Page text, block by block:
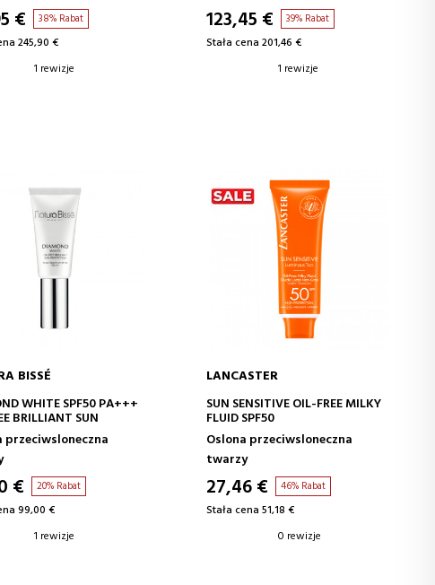
€ 38% Rabat
245,90 €
1 rewizje
123,45 € 39% Rabat
Stała cena 201,46 €
1 rewizje
DODAJ DO KOSZYKA
BISSÉ
WHITE SPF50 PA+++
BRILLIANT SUN
przeciwsloneczna
€ 20% Rabat
99,00 €
1 rewizje
DODAJ DO KOSZYKA
LANCASTER
SUN SENSITIVE OIL-FREE MILKY
FLUID SPF50
Oslona przeciwsloneczna
twarzy
27,46 € 46% Rabat
Stała cena 51,18 €
0 rewizje